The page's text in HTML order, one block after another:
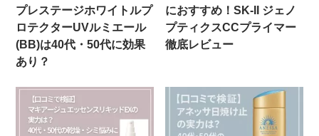
プレステージホワイトルプ
ロテクターUVルミエール
(BB)は40代・50代に効果
あり？
におすすめ！SK‑II ジェノ
プティクスCCプライマー
徹底レビュー